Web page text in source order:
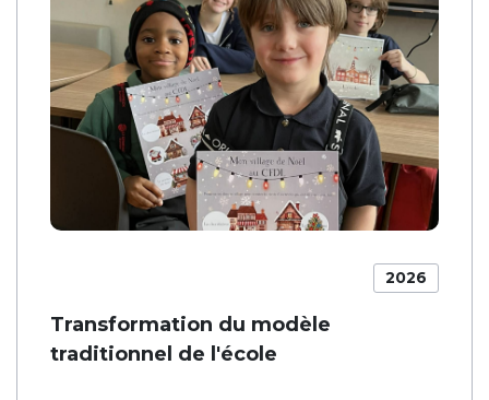
2026
Transformation du modèle
traditionnel de l'école